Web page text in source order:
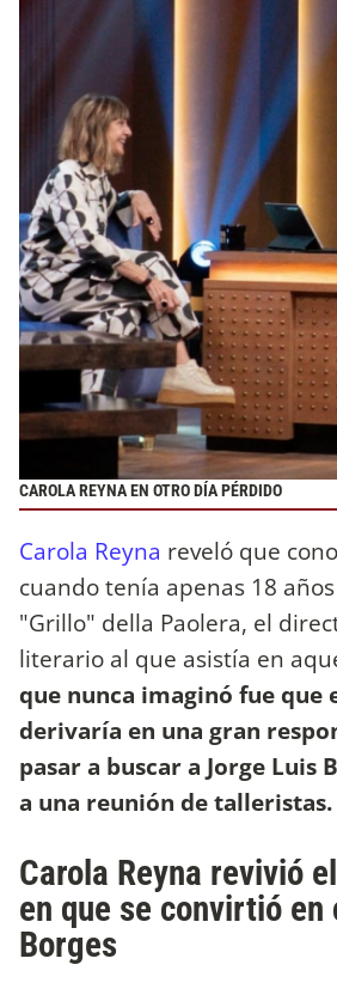
CAROLA REYNA EN OTRO DÍA PÉRDIDO
Carola Reyna reveló que
cuando tenía apenas 18
"Grillo" della Paolera, el
literario al que asistía en
que nunca imaginó fue que
derivaría en una gran
pasar a buscar a Jorge Luis
a una reunión de talleristas.
Carola Reyna revivió
en que se convirtió en
Borges